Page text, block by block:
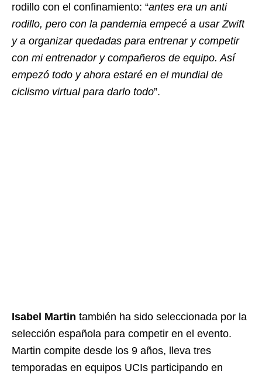
rodillo con el confinamiento: “antes era un anti
rodillo, pero con la pandemia empecé a usar Zwift
y a organizar quedadas para entrenar y competir
con mi entrenador y compañeros de equipo. Así
empezó todo y ahora estaré en el mundial de
ciclismo virtual para darlo todo”.
Isabel Martin también ha sido seleccionada por la
selección española para competir en el evento.
Martin compite desde los 9 años, lleva tres
temporadas en equipos UCIs participando en